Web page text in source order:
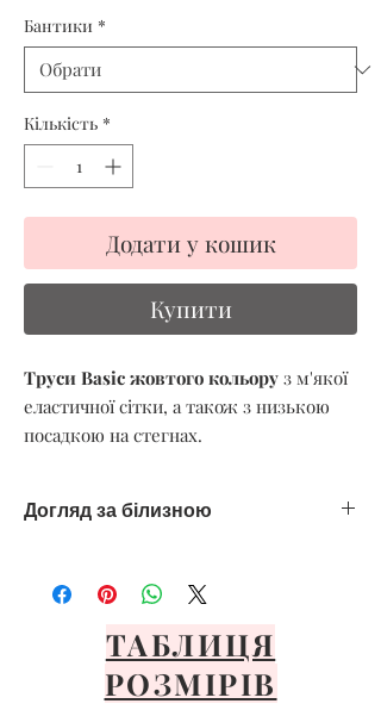
Бантики *
Кількість *
Додати у кошик
Купити
Труси Basic жовтого кольору з м'якої
еластичної сітки, а також з низькою
посадкою на стегнах.
Догляд за білизною
Уникайте високих температур
Сушити тільки на повітрі
Уникайте прямих сонячних променів
Розкладіть або повісьте через передню
Важливо ніколи не сушити в пральній
ТАБЛИЦЯ
РОЗМІРІВ